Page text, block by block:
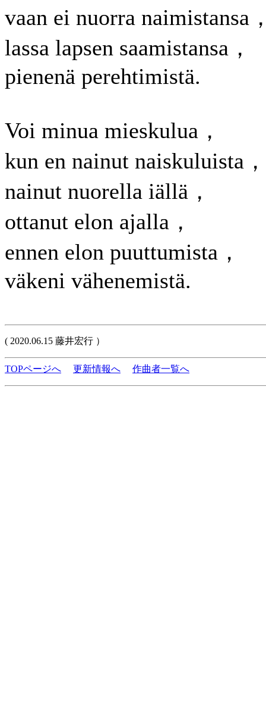
vaan ei nuorra naimistansa
lassa lapsen saamistansa，
pienenä perehtimistä.
Voi minua mieskulua，
kun en nainut naiskuluista，
nainut nuorella iällä，
ottanut elon ajalla，
ennen elon puuttumista，
väkeni vähenemistä.
( 2020.06.15 藤井宏行 ）
TOPページへ 更新情報へ 作曲者一覧へ